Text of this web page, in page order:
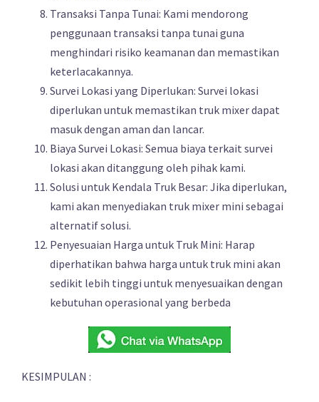
Transaksi Tanpa Tunai: Kami mendorong
penggunaan transaksi tanpa tunai guna
menghindari risiko keamanan dan memastikan
keterlacakannya.
Survei Lokasi yang Diperlukan: Survei lokasi
diperlukan untuk memastikan truk mixer dapat
masuk dengan aman dan lancar.
Biaya Survei Lokasi: Semua biaya terkait survei
lokasi akan ditanggung oleh pihak kami.
Solusi untuk Kendala Truk Besar: Jika diperlukan,
kami akan menyediakan truk mixer mini sebagai
alternatif solusi.
Penyesuaian Harga untuk Truk Mini: Harap
diperhatikan bahwa harga untuk truk mini akan
sedikit lebih tinggi untuk menyesuaikan dengan
kebutuhan operasional yang berbeda
KESIMPULAN :